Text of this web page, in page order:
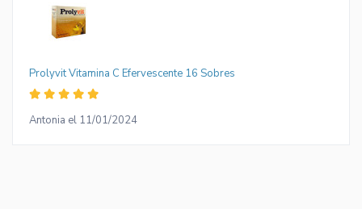
Prolyvit Vitamina C Efervescente 16 Sobres
Antonia el 11/01/2024